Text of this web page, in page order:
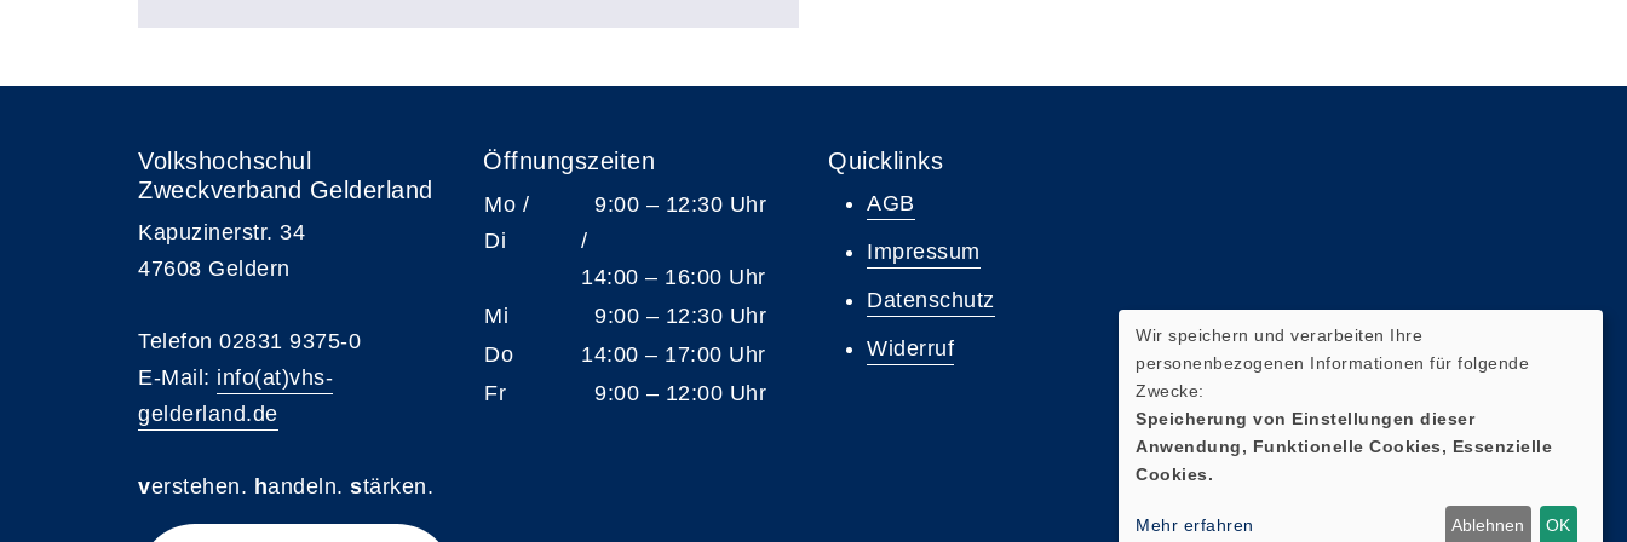
Volkshochschul
Zweckverband Gelderland
Kapuzinerstr. 34
47608 Geldern
Telefon 02831 9375-0
E-Mail: info(at)vhs-
gelderland.de
verstehen. handeln. stärken.
Öffnungszeiten
Mo /
Di
9:00 – 12:30 Uhr
/
14:00 – 16:00 Uhr
Mi
9:00 – 12:30 Uhr
Do
14:00 – 17:00 Uhr
Fr
9:00 – 12:00 Uhr
Quicklinks
AGB
Impressum
Datenschutz
Widerruf
Wir speichern und verarbeiten Ihre
personenbezogenen Informationen für folgende
Zwecke:
Speicherung von Einstellungen dieser
Anwendung, Funktionelle Cookies, Essenzielle
Cookies.
Mehr erfahren Ablehnen OK